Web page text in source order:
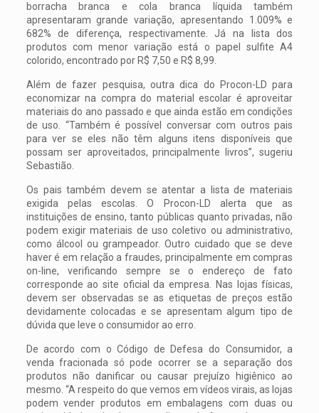
borracha branca e cola branca líquida também
apresentaram grande variação, apresentando 1.009% e
682% de diferença, respectivamente. Já na lista dos
produtos com menor variação está o papel sulfite A4
colorido, encontrado por R$ 7,50 e R$ 8,99.
Além de fazer pesquisa, outra dica do Procon-LD para
economizar na compra do material escolar é aproveitar
materiais do ano passado e que ainda estão em condições
de uso. “Também é possível conversar com outros pais
para ver se eles não têm alguns itens disponíveis que
possam ser aproveitados, principalmente livros”, sugeriu
Sebastião.
Os pais também devem se atentar a lista de materiais
exigida pelas escolas. O Procon-LD alerta que as
instituições de ensino, tanto públicas quanto privadas, não
podem exigir materiais de uso coletivo ou administrativo,
como álcool ou grampeador. Outro cuidado que se deve
haver é em relação a fraudes, principalmente em compras
on-line, verificando sempre se o endereço de fato
corresponde ao site oficial da empresa. Nas lojas físicas,
devem ser observadas se as etiquetas de preços estão
devidamente colocadas e se apresentam algum tipo de
dúvida que leve o consumidor ao erro.
De acordo com o Código de Defesa do Consumidor, a
venda fracionada só pode ocorrer se a separação dos
produtos não danificar ou causar prejuízo higiênico ao
mesmo. “A respeito do que vemos em vídeos virais, as lojas
podem vender produtos em embalagens com duas ou